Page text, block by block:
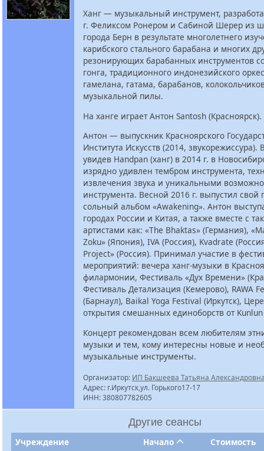
Ханг — музыкальный инструмент,
г. Феликсом Ронером и Сабиной Шерер из
города Берн в результате многолетнего
карибского стального барабана и многих
резонирующих барабанных инструментов
гонга, традиционного индонезийского
гамелана, гатама, барабанов,
музыкальной пилы.
На ханге играет Антон Santosh (Красноярск).
Антон — выпускник Красноярского
Института Искусств (2014, звукорежиссура).
увидев Handpan (ханг) в 2014 г. в
изрядно удивлен тембром инструмента,
извлечения звука и уникальными
инструмента. Весной 2016 г. выпустил свой
сольный альбом «Awakening». Антон
городах России и Китая, а также вместе с
артистами как: «The Bhaktas» (Германия),
Zoku» (Япония), IVA (Россия), Kvadrate
Project» (Россия). Принимал участие в
мероприятий: вечера ханг-музыки в
филармонии, Фестиваль «Дух Времени»
Фестиваль Детализация (Кемерово), RAWA
(Барнаул), Baikal Yoga Festival (Иркутск),
открытия смешанных единоборств от
Концерт рекомендован всем любителям
музыки и тем, кому интересны новые и
музыкальные инструменты.
Организатор: ИП Бакшеева Татьяна
Адрес: г.Иркутск,ул. Горького17-17
ИНН: 380807782605
Другие сеансы
Учреждение Начало
Стоимость